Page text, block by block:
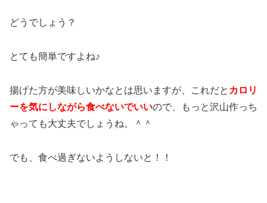
どうでしょう？
とても簡単ですよね♪
揚げた方が美味しいかなとは思いますが、これだと カロリ
ーを気にしながら食べないでいいので、もっと沢山作っち
ゃっても大丈夫でしょうね。＾＾
でも、食べ過ぎないようしないと！！